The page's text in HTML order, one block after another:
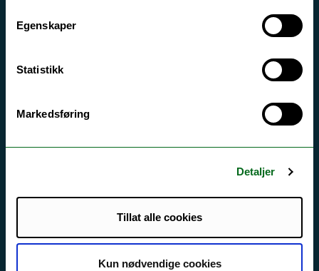
Egenskaper
Statistikk
Markedsføring
Detaljer
Tillat alle cookies
Kun nødvendige cookies
Informasjonskapsler
Kontakt UiT
For skoler